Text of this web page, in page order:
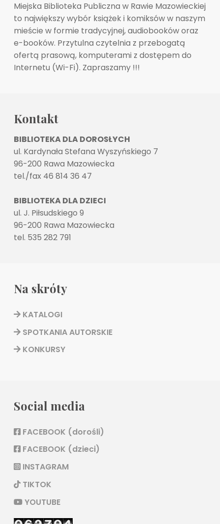
Miejska Biblioteka Publiczna w Rawie Mazowieckiej
to największy wybór książek i komiksów w naszym
mieście w formie tradycyjnej, audiobooków oraz
e-booków. Przytulna czytelnia z przebogatą
ofertą prasową, komputerami z dostępem do
Internetu (Wi-Fi). Zapraszamy !!!
Kontakt
BIBLIOTEKA DLA DOROSŁYCH
ul. Kardynała Stefana Wyszyńskiego 7
96-200 Rawa Mazowiecka
tel./fax 46 814 36 47
BIBLIOTEKA DLA DZIECI
ul. J. Piłsudskiego 9
96-200 Rawa Mazowiecka
tel. 535 282 791
Na skróty
KATALOGI
SPOTKANIA AUTORSKIE
KONKURSY
Social media
FACEBOOK (dorośli)
FACEBOOK (dzieci)
INSTAGRAM
TIKTOK
YOUTUBE